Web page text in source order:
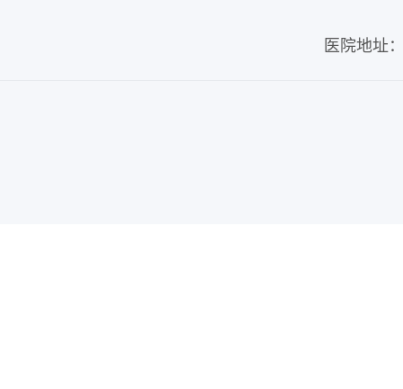
医院地址